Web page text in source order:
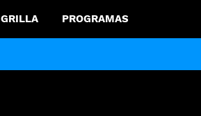
GRILLA PROGRAMAS